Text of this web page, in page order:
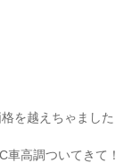
を越えちゃました
車高調ついてきて！